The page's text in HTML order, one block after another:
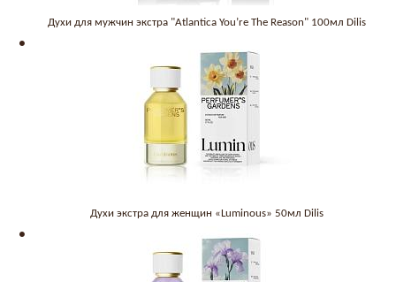
Духи для мужчин экстра "Atlantica You’re The Reason" 100мл Dilis
Духи экстра для женщин «Luminous» 50мл Dilis